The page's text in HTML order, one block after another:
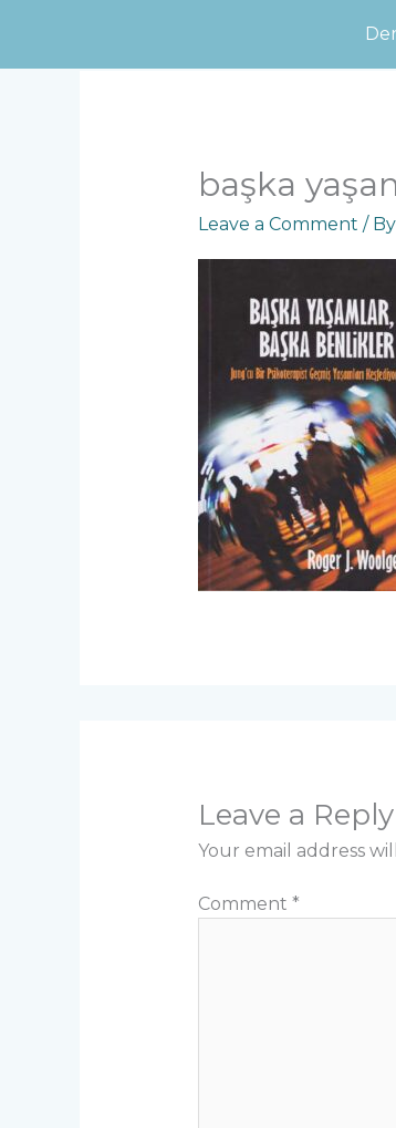
content
başka
Leave a Comment / By
Leave a Reply
Your email address
Comment *